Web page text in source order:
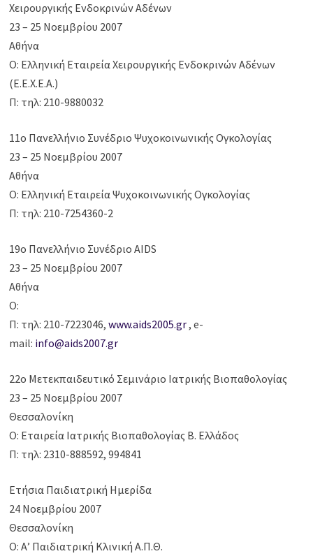
Χειρουργικής Ενδοκρινών Αδένων
23 – 25 Νοεμβρίου 2007
Αθήνα
Ο: Ελληνική Εταιρεία Χειρουργικής Ενδοκρινών Αδένων
(Ε.Ε.Χ.Ε.Α.)
Π: τηλ: 210-9880032
11ο Πανελλήνιο Συνέδριο Ψυχοκοινωνικής Ογκολογίας
23 – 25 Νοεμβρίου 2007
Αθήνα
Ο: Ελληνική Εταιρεία Ψυχοκοινωνικής Ογκολογίας
Π: τηλ: 210-7254360-2
19o Πανελλήνιο Συνέδριο AIDS
23 – 25 Νοεμβρίου 2007
Αθήνα
Ο:
Π: τηλ: 210-7223046,www.aids2005.gr, e-
mail: info@aids2007.gr
22ο Μετεκπαιδευτικό Σεμινάριο Ιατρικής Βιοπαθολογίας
23 – 25 Νοεμβρίου 2007
Θεσσαλονίκη
Ο: Εταιρεία Ιατρικής Βιοπαθολογίας Β. Ελλάδος
Π: τηλ: 2310-888592, 994841
Ετήσια Παιδιατρική Ημερίδα
24 Νοεμβρίου 2007
Θεσσαλονίκη
Ο: Α’ Παιδιατρική Κλινική Α.Π.Θ.